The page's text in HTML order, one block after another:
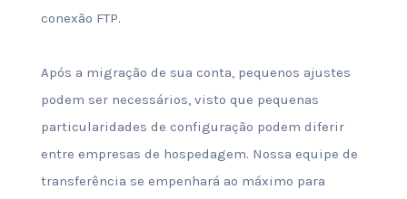
conexão FTP.
Após a migração de sua conta, pequenos ajustes
podem ser necessários, visto que pequenas
particularidades de configuração podem diferir
entre empresas de hospedagem. Nossa equipe de
transferência se empenhará ao máximo para